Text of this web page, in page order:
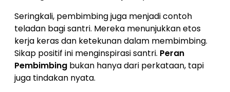
Seringkali, pembimbing juga menjadi contoh
teladan bagi santri. Mereka menunjukkan etos
kerja keras dan ketekunan dalam membimbing.
Sikap positif ini menginspirasi santri. Peran
Pembimbing bukan hanya dari perkataan, tapi
juga tindakan nyata.